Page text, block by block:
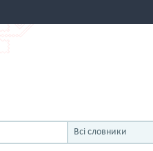
Всі словники